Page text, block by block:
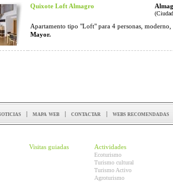
Quixote Loft Almagro
Apartamento tipo "Loft" para 4 personas, moderno,
Mayor.
| mapa web | contactar | webs recomendadas
Visitas guiadas Actividades
Ecoturismo
Turismo cultural
Turismo Activo
Agroturismo